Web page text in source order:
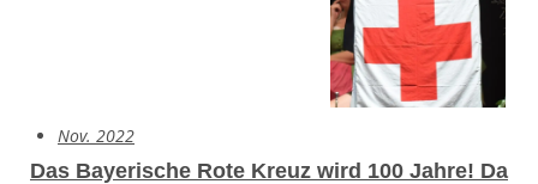
Nov. 2022
Das Bayerische Rote Kreuz wird 100 Jahre! Da